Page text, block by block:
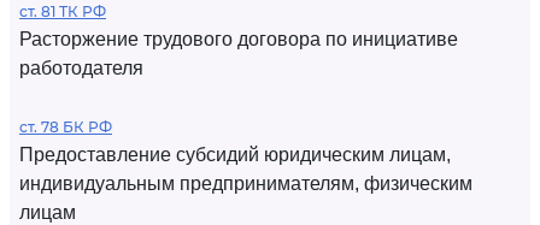
ст. 81 ТК РФ
Расторжение трудового договора по инициативе
работодателя
ст. 78 БК РФ
Предоставление субсидий юридическим лицам,
индивидуальным предпринимателям, физическим
лицам